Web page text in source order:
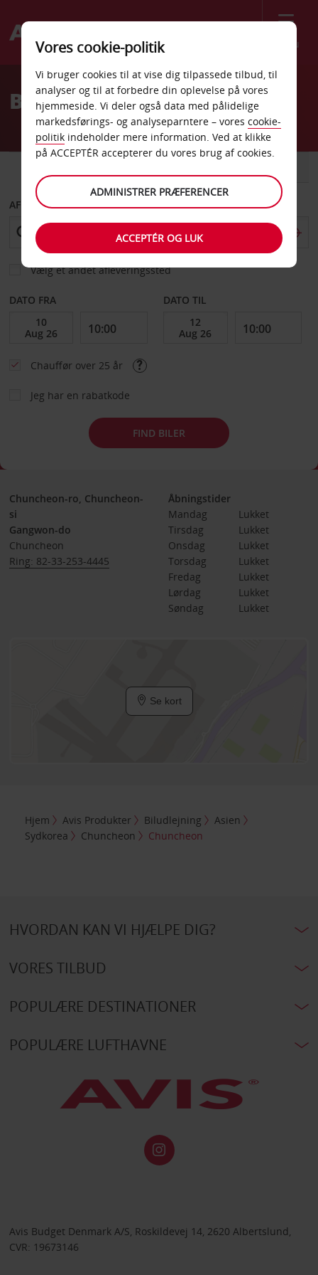
Menu
Welcome
AvisBilleje Chuncheon
AFHENT FRA
Vælg et andet afleveringssted
DATO FRA DATO TIL
Chauffør over 25 år
Jeg har en rabatkode
FIND BILER
Chuncheon-ro, Chuncheon-
si
Gangwon-do
Chuncheon
Ring: 82-33-253-4445
Åbningstider
Mandag
Lukket
Tirsdag
Lukket
Onsdag
Lukket
Torsdag
Lukket
Fredag
Lukket
Lørdag
Lukket
Søndag
Lukket
Se kort
Hjem Avis Produkter Biludlejning
Asien
Sydkorea
Chuncheon Chuncheon
HVORDAN KAN VI HJÆLPE DIG?
VORES TILBUD
POPULÆRE DESTINATIONER
POPULÆRE LUFTHAVNE
Avis Budget Denmark A/S, Roskildevej 14, 2620 Albertslund,
CVR: 19673146
Vores cookie-politik
Vi bruger cookies til at vise dig tilpassede tilbud, til
analyser og til at forbedre din oplevelse på vores
hjemmeside. Vi deler også data med pålidelige
markedsførings- og analyseparntere – vores cookie-
politik indeholder mere information. Ved at klikke
på ACCEPTÉR accepterer du vores brug af cookies.
ADMINISTRER PRÆFERENCER
ACCEPTÉR OG LUK